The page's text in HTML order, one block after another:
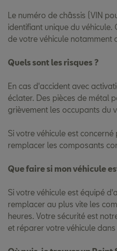
Le numéro de châssis (VIN
identifiant unique du
de votre véhicule notamment
Quels sont les risques ?
En cas d'accident avec
éclater. Des pièces de métal
grièvement les occupants du
Si votre véhicule est
remplacer les composants
Que faire si mon véhicule
Si votre véhicule est équipé
remplacer au plus vite les
heures. Votre sécurité est
et réparer votre véhicule